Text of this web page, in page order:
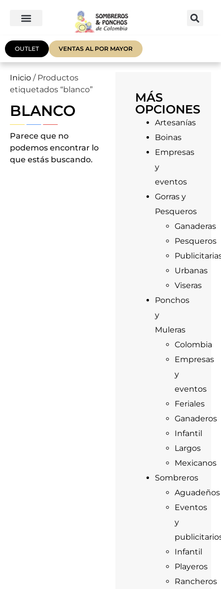
OUTLET VENTAS AL POR MAYOR
Inicio / Productos
etiquetados “blanco”
BLANCO
Parece que no
podemos encontrar lo
que estás buscando.
MÁS
OPCIONES
Artesanías
Boinas
Empresas
y
eventos
Gorras y
Pesqueros
Ganaderas
Pesqueros
Urbanas
Viseras
Ponchos
y
Muleras
Colombia
Empresas
y
eventos
Feriales
Ganaderos
Infantil
Largos
Mexicanos
Sombreros
Aguadeños
Eventos
y
Infantil
Playeros
Rancheros